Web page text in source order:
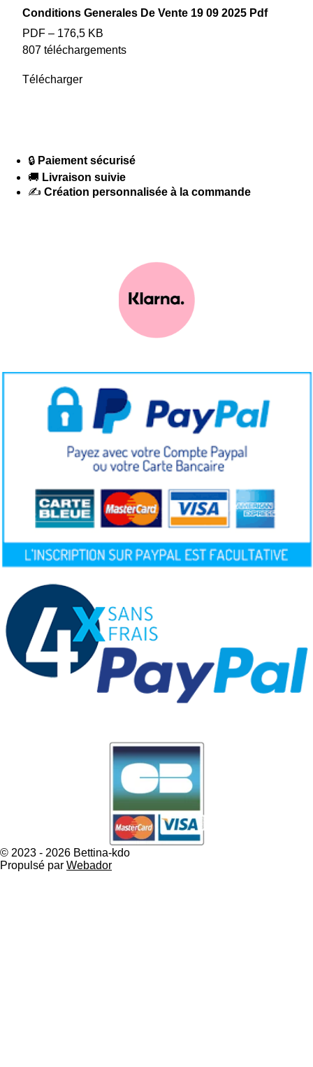
o
k
r
e
e
Conditions Generales De Vente 19 09 2025 Pdf
PDF – 176,5 KB
807 téléchargements
Télécharger
🔒 Paiement sécurisé
🚚 Livraison suivie
✍️ Création personnalisée à la commande
© 2023 - 2026 Bettina-kdo
Propulsé par Webador